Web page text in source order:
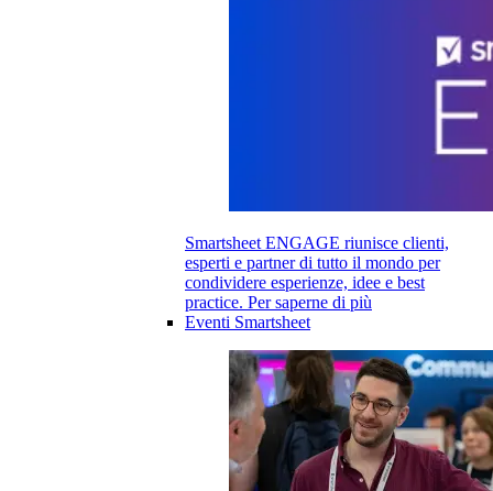
Smartsheet ENGAGE riunisce clienti,
esperti e partner di tutto il mondo per
condividere esperienze, idee e best
practice. Per saperne di più
Eventi Smartsheet